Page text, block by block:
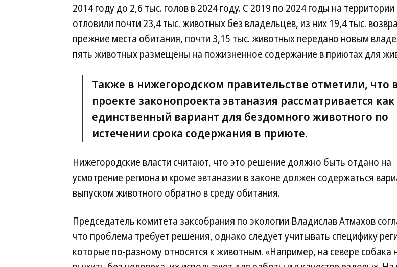
2014 году до 2,6 тыс. голов в 2024 году. С 2019 по 2024 годы на территории
отловили почти 23,4 тыс. животных без владельцев, из них 19,4 тыс.
прежние места обитания, почти 3,15 тыс. животных передано новым
пять животных размещены на пожизненное содержание в приютах для
Также в нижегородском правительстве отметили, что
проекте законопроекта эвтаназия рассматривается как
единственный вариант для бездомного животного по
истечении срока содержания в приюте.
Нижегородские власти считают, что это решение должно быть отдано на
усмотрение региона и кроме эвтаназии в законе должен содержаться
выпуском животного обратно в среду обитания.
Председатель комитета заксобрания по экологии Владислав Атмахов
что проблема требует решения, однако следует учитывать специфику
которые по-разному относятся к животным. «Например, на севере собака